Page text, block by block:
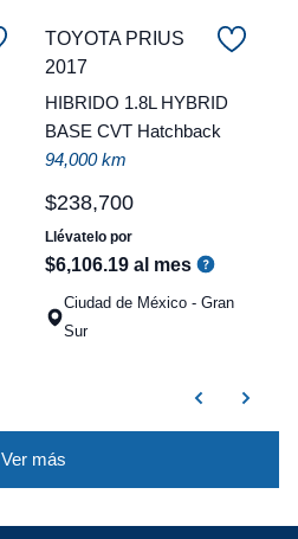
TOYOTA PRIUS
2017
HIBRIDO 1.8L HYBRID
BASE CVT Hatchback
94,000 km
$238,700
Llévatelo por
$6,106.19 al mes
Ciudad de México - Gran
Sur
Ver más